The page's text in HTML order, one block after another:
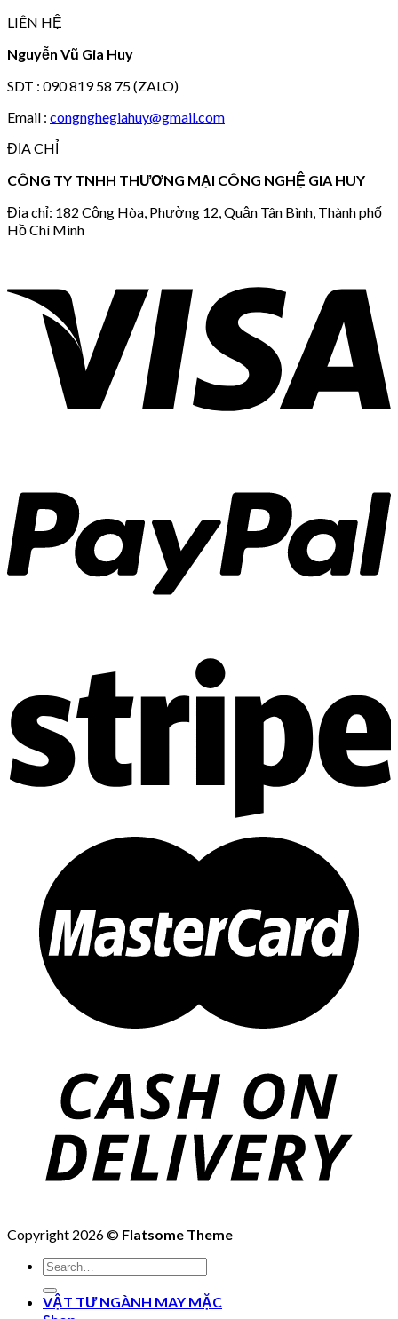
LIÊN HỆ
Nguyễn Vũ Gia Huy
SDT : 090 819 58 75 (ZALO)
Email : congnghegiahuy@gmail.com
ĐỊA CHỈ
CÔNG TY TNHH THƯƠNG MẠI CÔNG NGHỆ GIA HUY
Địa chỉ: 182 Cộng Hòa, Phường 12, Quận Tân Bình, Thành phố
Hồ Chí Minh
Copyright 2026 © Flatsome Theme
Search
for:
VẬT TƯ NGÀNH MAY MẶC